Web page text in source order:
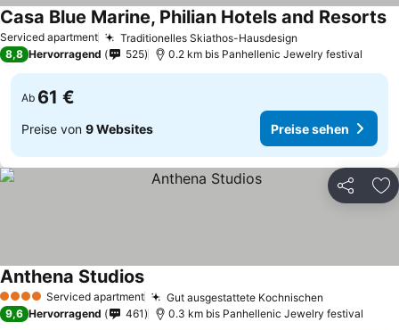
Serviced apartment Traditionelles Skiathos-Hausdesign
Casa Blue Marine, Philian Hotels and Resorts
8,8 Hervorragend 525 0.2 km bis Panhellenic Jewelry festival
Ab 61 €
Preise von 9 Websites Preise sehen
Teilen
4 Sterne Serviced apartment Gut ausgestattete Kochnischen
Anthena StudiosPreise sehen
9,6 Hervorragend 461 0.3 km bis Panhellenic Jewelry festival